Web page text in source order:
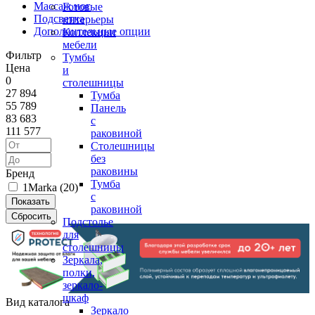
Готовые
интерьеры
Коллекции
мебели
Тумбы
и
столешницы
Тумба
Панель
с
раковиной
Столешницы
без
раковины
Тумба
с
раковиной
Подстолье
для
столешницы
Зеркала,
полки,
зеркало-
шкаф
Зеркало
Массаж ног
Подсветка
Дополнительные опции
Фильтр
Цена
0
27 894
55 789
83 683
111 577
Бренд
1Marka (20)
Вид каталога